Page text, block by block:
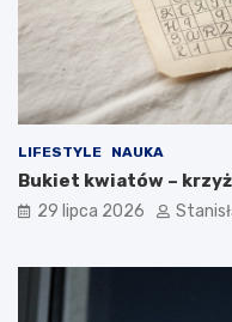
LIFESTYLE NAUKA
Bukiet kwiatów –
29 lipca 2026